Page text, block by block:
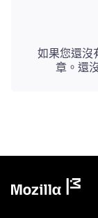
如果您還沒
章。還